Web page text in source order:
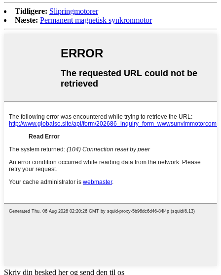
Tidligere: Slipringmotorer
Næste: Permanent magnetisk synkronmotor
Skriv din besked her og send den til os